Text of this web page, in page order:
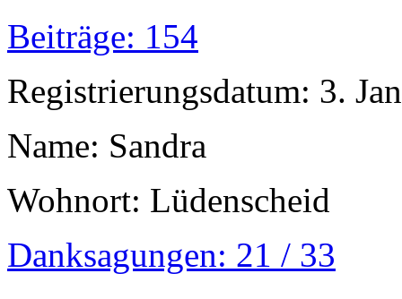
Beiträge: 154
Registrierungsdatum: 3.
Name: Sandra
Wohnort: Lüdenscheid
Danksagungen: 21 / 33